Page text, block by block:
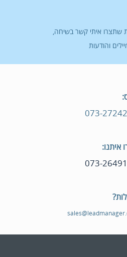
איתי קשר בשיחה,
והודעות
073-
איתנו:
073-